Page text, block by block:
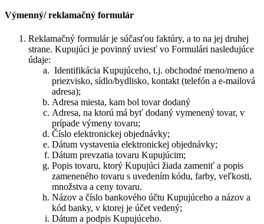
Výmenný/ reklamačný formulár
Reklamačný formulár je súčasťou faktúry, a to na jej druhej
strane. Kupujúci je povinný uviesť vo Formulári nasledujúce
údaje:
Identifikácia Kupujúceho, t.j. obchodné meno/meno a
priezvisko, sídlo/bydlisko, kontakt (telefón a e-mailová
adresa);
Adresa miesta, kam bol tovar dodaný
Adresa, na ktorú má byť dodaný vymenený tovar, v
prípade výmeny tovaru;
Číslo elektronickej objednávky;
Dátum vystavenia elektronickej objednávky;
Dátum prevzatia tovaru Kupujúcim;
Popis tovaru, ktorý Kupujúci žiada zameniť a popis
zameneného tovaru s uvedením kódu, farby, veľkosti,
množstva a ceny tovaru.
Názov a číslo bankového účtu Kupujúceho a názov a
kód banky, v ktorej je účet vedený;
Dátum a podpis Kupujúceho.